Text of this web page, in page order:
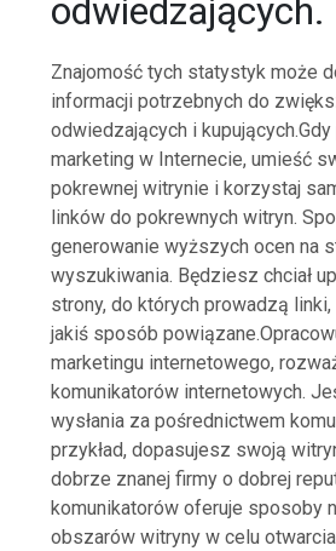
odwiedzających.
Znajomość tych statystyk może
informacji potrzebnych do
odwiedzających i
marketing w Internecie, umieść
pokrewnej witrynie i korzystaj
linków do pokrewnych witryn.
generowanie wyższych ocen na
wyszukiwania. Będziesz chciał
strony, do których prowadzą
jakiś sposób
marketingu internetowego,
komunikatorów internetowych.
wysłania za pośrednictwem
przykład, dopasujesz swoją
dobrze znanej firmy o dobrej
komunikatorów oferuje sposoby
obszarów witryny w celu